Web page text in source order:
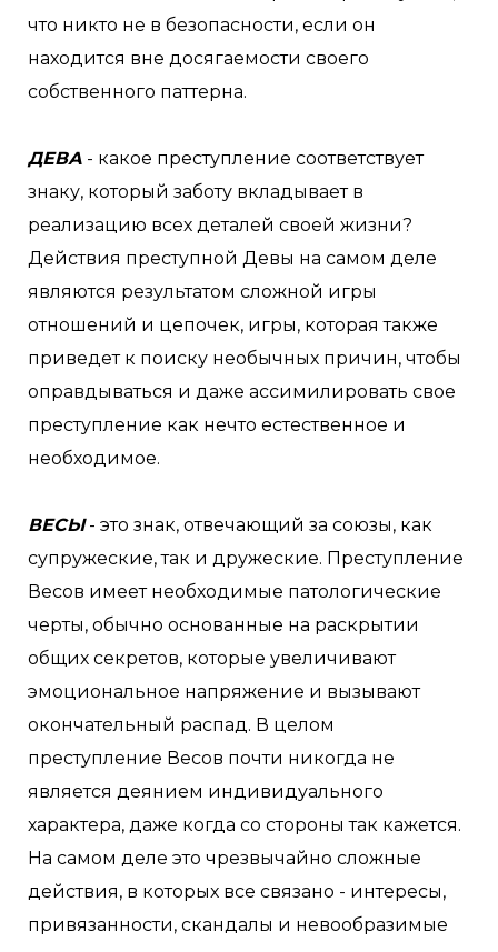
что никто не в безопасности, если он
находится вне досягаемости своего
собственного паттерна.
ДЕВА - какое преступление соответствует
знаку, который заботу вкладывает в
реализацию всех деталей своей жизни?
Действия преступной Девы на самом деле
являются результатом сложной игры
отношений и цепочек, игры, которая также
приведет к поиску необычных причин, чтобы
оправдываться и даже ассимилировать свое
преступление как нечто естественное и
необходимое.
ВЕСЫ- это знак, отвечающий за союзы, как
супружеские, так и дружеские. Преступление
Весов имеет необходимые патологические
черты, обычно основанные на раскрытии
общих секретов, которые увеличивают
эмоциональное напряжение и вызывают
окончательный распад. В целом
преступление Весов почти никогда не
является деянием индивидуального
характера, даже когда со стороны так кажется.
На самом деле это чрезвычайно сложные
действия, в которых все связано - интересы,
привязанности, скандалы и невообразимые